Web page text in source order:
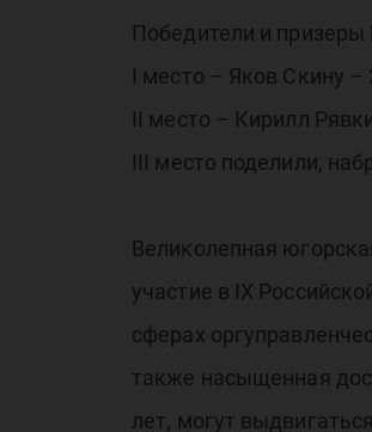
Победители и
I место – Яков Скину –
II место – Кирилл
III место поделили,
Великолепная
участие в IX
сферах
также насыщенная
лет, могут